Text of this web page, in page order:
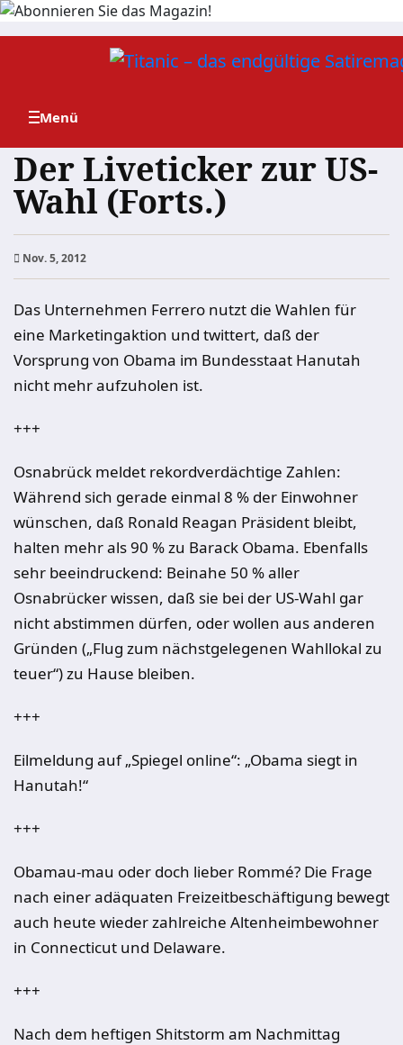
Zum
Der Liveticker zur US-
Wahl (Forts.)
Nov. 5, 2012
Das Unternehmen Ferrero nutzt die Wahlen für
eine Marketingaktion und twittert, daß der
Vorsprung von Obama im Bundesstaat Hanutah
nicht mehr aufzuholen ist.
+++
Osnabrück meldet rekordverdächtige Zahlen:
Während sich gerade einmal 8 % der Einwohner
wünschen, daß Ronald Reagan Präsident bleibt,
halten mehr als 90 % zu Barack Obama. Ebenfalls
sehr beeindruckend: Beinahe 50 % aller
Osnabrücker wissen, daß sie bei der US-Wahl gar
nicht abstimmen dürfen, oder wollen aus anderen
Gründen („Flug zum nächstgelegenen Wahllokal zu
teuer“) zu Hause bleiben.
+++
Eilmeldung auf „Spiegel online“: „Obama siegt in
Hanutah!“
+++
Obamau-mau oder doch lieber Rommé? Die Frage
nach einer adäquaten Freizeitbeschäftigung bewegt
auch heute wieder zahlreiche Altenheimbewohner
in Connecticut und Delaware.
+++
Nach dem heftigen Shitstorm am Nachmittag